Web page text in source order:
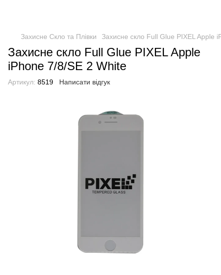
Захисне Скло та Плівки Захисне скло Full Glue PIXEL Apple
Захисне скло Full Glue PIXEL Apple
iPhone 7/8/SE 2 White
Артикул: 8519 Написати відгук